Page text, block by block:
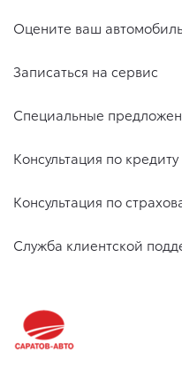
Оцените ваш
Записаться на сервис
Специальные
Консультация по кредиту
Консультация по
Служба клиентской